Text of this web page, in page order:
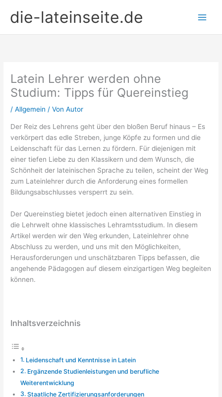
Inhaltdie-lateinseite.de
Latein Lehrer werden ohne
Studium: Tipps für Quereinstieg
/Allgemein / VonAutor
Der Reiz des Lehrens geht über den bloßen Beruf hinaus – Es
verkörpert das edle Streben, junge Köpfe zu formen und die
Leidenschaft für das Lernen zu fördern. Für diejenigen mit
einer tiefen Liebe zu den Klassikern und dem Wunsch, die
Schönheit der lateinischen Sprache zu teilen, scheint der Weg
zum Lateinlehrer durch die Anforderung eines formellen
Bildungsabschlusses versperrt zu sein.
Der Quereinstieg bietet jedoch einen alternativen Einstieg in
die Lehrwelt ohne klassisches Lehramtsstudium. In diesem
Artikel werden wir den Weg erkunden, Lateinlehrer ohne
Abschluss zu werden, und uns mit den Möglichkeiten,
Herausforderungen und unschätzbaren Tipps befassen, die
angehende Pädagogen auf diesem einzigartigen Weg begleiten
können.
Inhaltsverzeichnis
Leidenschaft und Kenntnisse in Latein
Ergänzende Studienleistungen und berufliche
Weiterentwicklung
Staatliche Zertifizierungsanforderungen